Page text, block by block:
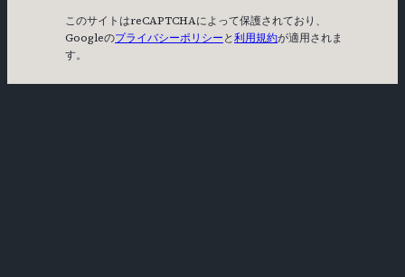
このサイトはreCAPTCHAによって保護されており、
Googleのプライバシーポリシーと利用規約が適用されま
す。